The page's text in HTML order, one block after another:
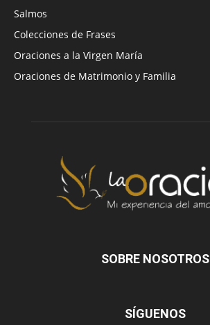
Salmos
Colecciones de Frases
Oraciones a la Virgen María
Oraciones de Matrimonio y Familia
SOBRE NOSOTROS
SÍGUENOS